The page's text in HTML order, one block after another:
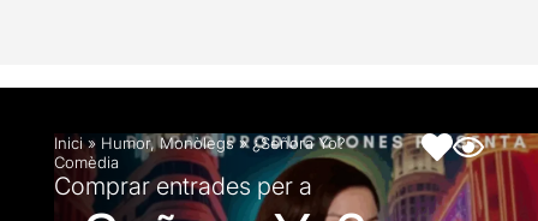
Inici» Humor,Monòlegs»¿Señora Yo?
Comèdia
Comprar entrades per a